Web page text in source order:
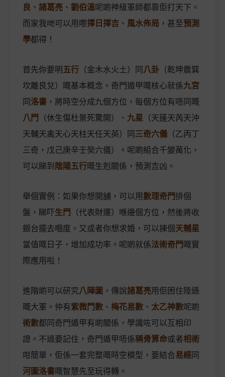
良 、 諸葛亮 、 劉伯溫呢啲神級軍師都靠佢打天下。
而家我哋可以用嚟擇日擇吉 、 風水佈局 ，甚至預測
學都得！
首先你要明五行 （金木水火土）同八卦 （乾坤震巽
坎離艮兌）嘅基本概念。奇門遁甲嘅核心就係九宮
同洛書 ，將時空分成九個方位，每個方位有唔同嘅
八門 （休生傷杜景死驚開）、 九星 （天蓬天芮天沖
天輔天禽天心天柱天任天英）同三奇六儀 （乙丙丁
三奇，戊己庚辛壬癸六儀）。呢啲組合千變萬化，
可以睇到陰陽五行嘅生剋關係，預測吉凶。
舉個實例：如果你想開舖，可以用數理奇門排個
盤，睇吓生門 （代表財運）喺邊個方位，然後將收
銀台擺去嗰度。又或者你想求婚，可以揀個天輔星
當值嘅日子，增加成功率。呢啲就係法術奇門嘅實
際應用啦！
進階啲可以研究八陣圖 ，傳說諸葛亮用佢困住陸遜
嘅大軍。仲有紫微鬥數 、 梅花易數 、 太乙神數呢啲
術數都同奇門遁甲有啲關係，學識咗可以互相印
證。不過要記住，奇門遁甲唔係稱骨算命或者相術
咁簡單，佢係一套完整嘅時空模型，要結合易經同
河圖洛書嘅智慧先至玩得轉。